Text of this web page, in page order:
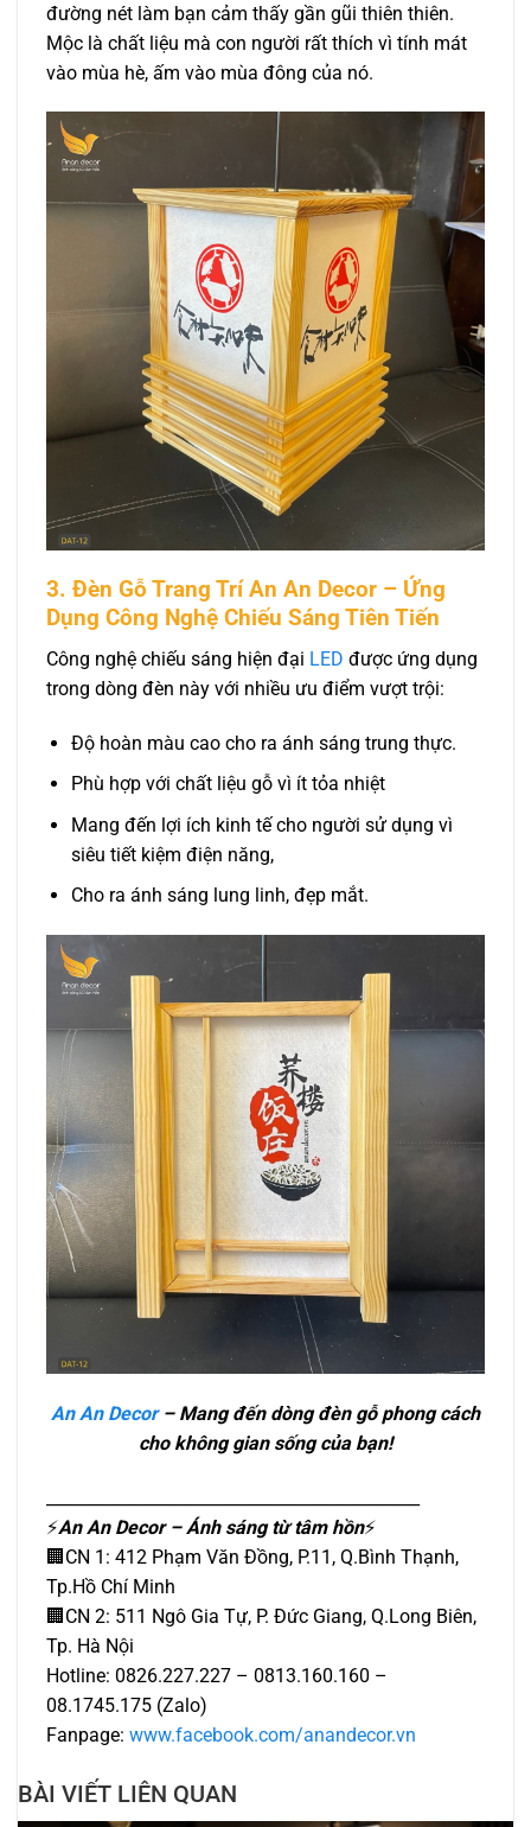
đường nét làm bạn cảm thấy gần gũi thiên thiên.
Mộc là chất liệu mà con người rất thích vì tính mát
vào mùa hè, ấm vào mùa đông của nó.
3. Đèn Gỗ Trang Trí An An Decor – Ứng
Dụng Công Nghệ Chiếu Sáng Tiên Tiến
Công nghệ chiếu sáng hiện đại LED được ứng dụng
trong dòng đèn này với nhiều ưu điểm vượt trội:
Độ hoàn màu cao cho ra ánh sáng trung thực.
Phù hợp với chất liệu gỗ vì ít tỏa nhiệt
Mang đến lợi ích kinh tế cho người sử dụng vì
siêu tiết kiệm điện năng,
Cho ra ánh sáng lung linh, đẹp mắt.
An An Decor– Mang đến dòng đèn gỗ phong cách
cho không gian sống của bạn!
⚡️An An Decor – Ánh sáng từ tâm hồn⚡️
🏢CN 1: 412 Phạm Văn Đồng, P.11, Q.Bình Thạnh,
Tp.Hồ Chí Minh
🏢CN 2: 511 Ngô Gia Tự, P. Đức Giang, Q.Long Biên,
Tp. Hà Nội
Hotline: 0826.227.227 – 0813.160.160 –
08.1745.175 (Zalo)
Fanpage: www.facebook.com/anandecor.vn
BÀI VIẾT LIÊN QUAN